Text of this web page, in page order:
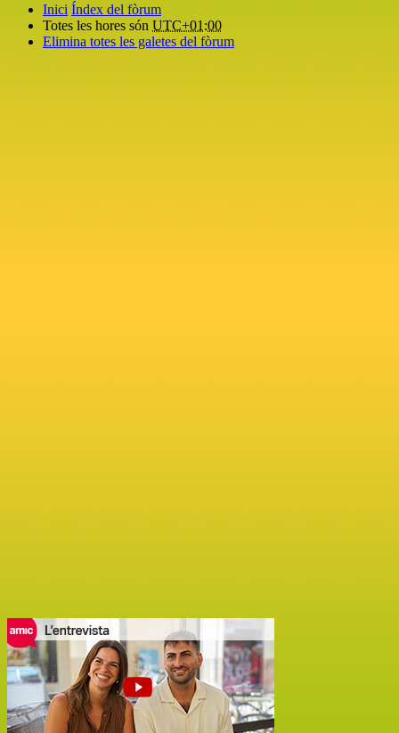
Inici Índex del fòrum
Totes les hores són UTC+01:00
Elimina totes les galetes del fòrum